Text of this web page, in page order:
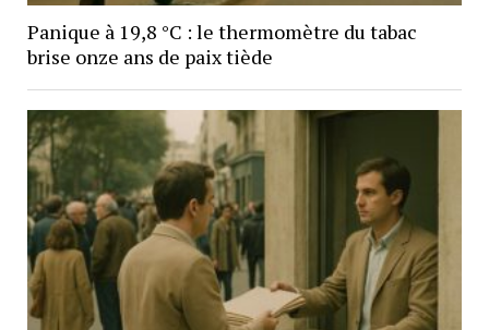
Panique à 19,8 °C : le thermomètre du tabac
brise onze ans de paix tiède